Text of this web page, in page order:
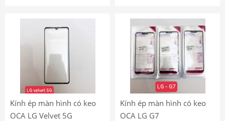
Kính ép màn hình có keo
OCA LG Velvet 5G
Kính ép màn hình có keo
OCA LG G7